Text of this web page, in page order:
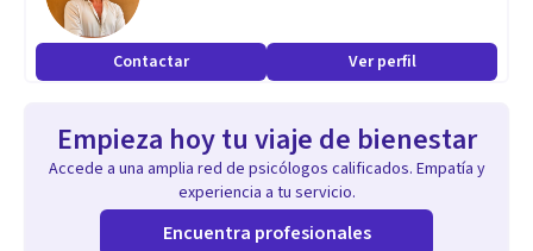
Contactar Ver perfil
Empieza hoy tu viaje de bienestar
Accede a una amplia red de psicólogos calificados. Empatía y
experiencia a tu servicio.
Encuentra profesionales